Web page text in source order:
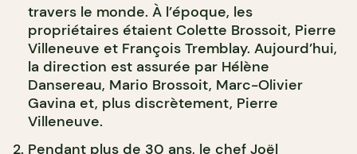
travers le monde. À l’époque, les
propriétaires étaient Colette Brossoit, Pierre
Villeneuve et François Tremblay. Aujourd’hui,
la direction est assurée par Hélène
Dansereau, Mario Brossoit, Marc-Olivier
Gavina et, plus discrètement, Pierre
Villeneuve.
Pendant plus de 30 ans, le chef Joël